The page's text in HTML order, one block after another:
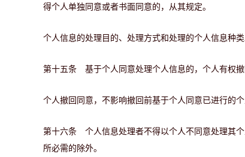
得个人单独同意或者书面同意的，从其规定。
个人信息的处理目的、处理方式和处理的个人信息种
第十五条 基于个人同意处理个人信息的，个人有权
个人撤回同意，不影响撤回前基于个人同意已进行的个
第十六条 个人信息处理者不得以个人不同意处理其
所必需的除外。